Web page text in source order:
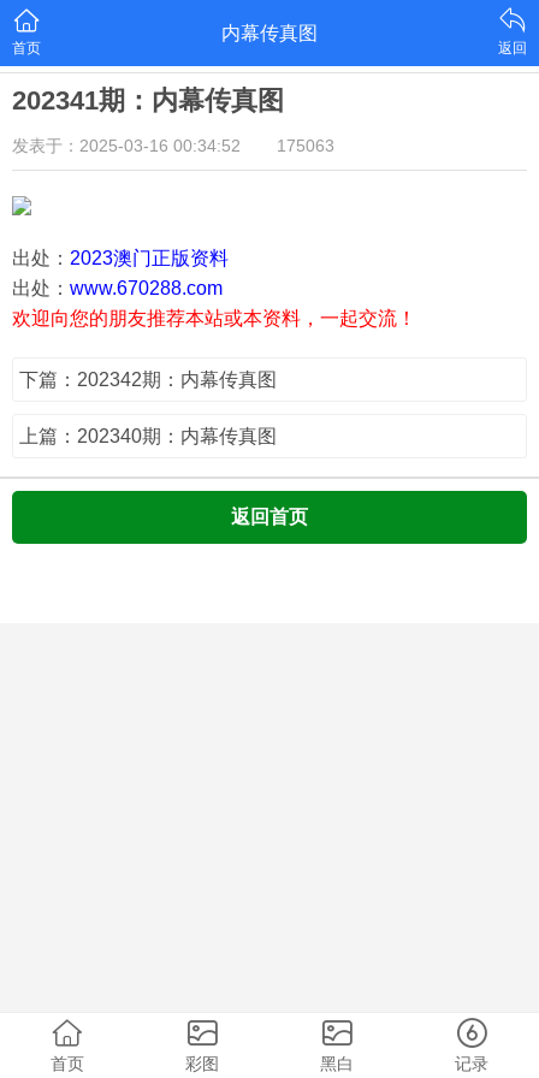
首页
内幕传真图
返回
202341期：内幕传真图
发表于：2025-03-16 00:34:52 175063
出处： 2023澳门正版资料
出处： www.670288.com
欢迎向您的朋友推荐本站或本资料，一起交流！
下篇：202342期：内幕传真图
上篇：202340期：内幕传真图
返回首页
首页 彩图 黑白 记录